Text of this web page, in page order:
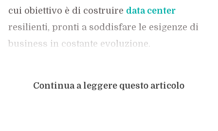
cui obiettivo è di costruire data center
resilienti, pronti a soddisfare le esigenze di
business in costante evoluzione.
Continua a leggere questo articolo